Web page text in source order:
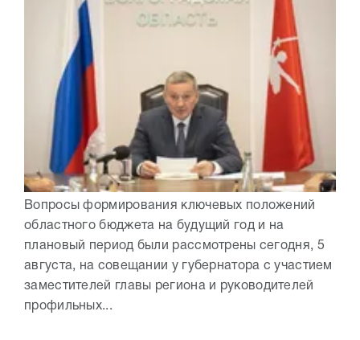
Вопросы формирования ключевых положений
областного бюджета на будущий год и на
плановый период были рассмотрены сегодня, 5
августа, на совещании у губернатора с участием
заместителей главы региона и руководителей
профильных...